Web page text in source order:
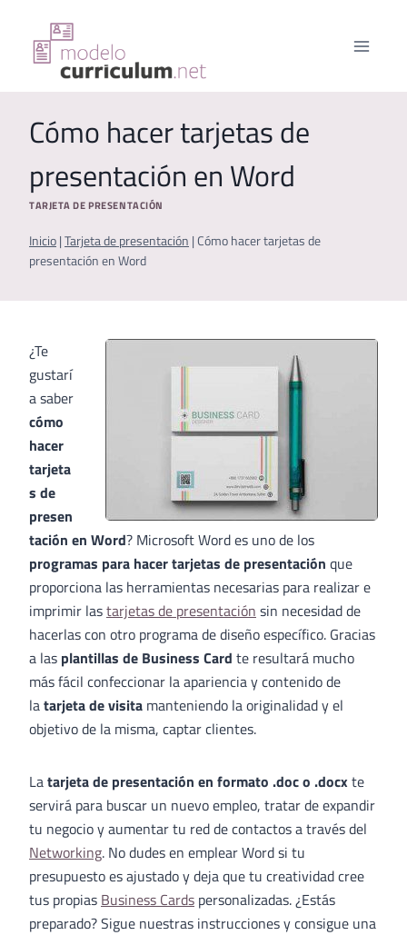
contenido
Cómo hacer tarjetas de
presentación en Word
TARJETA DE PRESENTACIÓN
Inicio | Tarjeta de presentación | Cómo hacer tarjetas de
presentación en Word
¿Te
gustarí
a saber
cómo
hacer
tarjeta
s de
presen
tación en Word? Microsoft Word es uno de los
programas para hacer tarjetas de presentación que
proporciona las herramientas necesarias para realizar e
imprimir lastarjetas de presentación sin necesidad de
hacerlas con otro programa de diseño específico. Gracias
a las plantillas de Business Card te resultará mucho
más fácil confeccionar la apariencia y contenido de
latarjeta de visita manteniendo la originalidad y el
objetivo de la misma, captar clientes.
Latarjeta de presentación en formato .doc o .docxte
servirá para buscar un nuevo empleo, tratar de expandir
tu negocio y aumentar tu red de contactos a través del
Networking. No dudes en emplear Word si tu
presupuesto es ajustado y deja que tu creatividad cree
tus propias Business Cards personalizadas. ¿Estás
preparado? Sigue nuestras instrucciones y consigue una